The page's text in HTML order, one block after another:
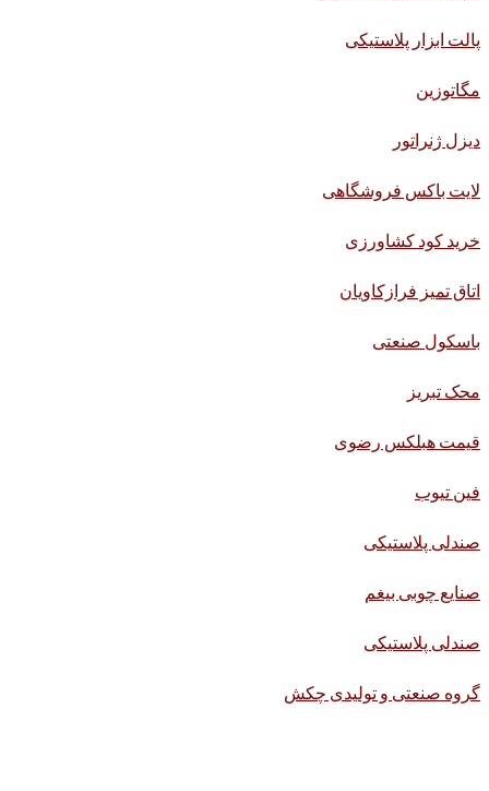
پالت ابزار پلاستیکی
مگاتوزین
دیزل ژنراتور
لایت باکس فروشگاهی
خرید کود کشاورزی
اتاق تمیز فرازکاویان
باسکول صنعتی
محک تبریز
قیمت هبلکس رضوی
فین تیوب
صندلی پلاستیکی
صنایع چوبی بیغم
صندلی پلاستیکی
گروه صنعتی و تولیدی چکش